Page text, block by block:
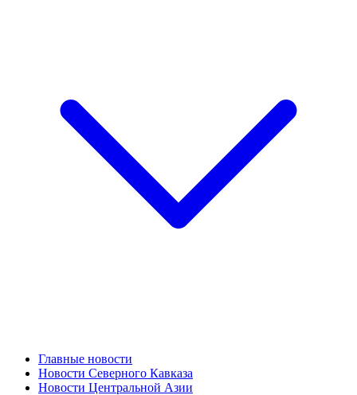
Главные новости
Новости Северного Кавказа
Новости Центральной Азии